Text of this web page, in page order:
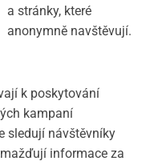
a stránky, které
anonymně navštěvují.
k poskytování
kampaní
sledují návštěvníky
informace za